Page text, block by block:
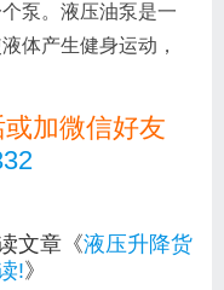
泵。液压油泵是一
体产生健身运动，
加微信好友
文章《液压升降货
!》